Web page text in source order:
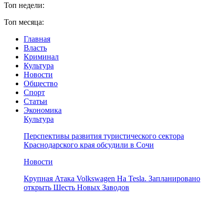
Топ недели:
Топ месяца:
Главная
Власть
Криминал
Культура
Новости
Общество
Спорт
Статьи
Экономика
Культура
Перспективы развития туристического сектора
Краснодарского края обсудили в Сочи
Новости
Крупная Атака Volkswagen На Tesla. Запланировано
открыть Шесть Новых Заводов